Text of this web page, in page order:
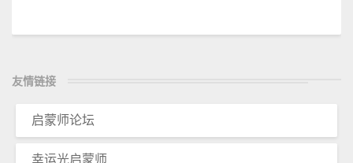
友情链接
启蒙师论坛
幸运光启蒙师